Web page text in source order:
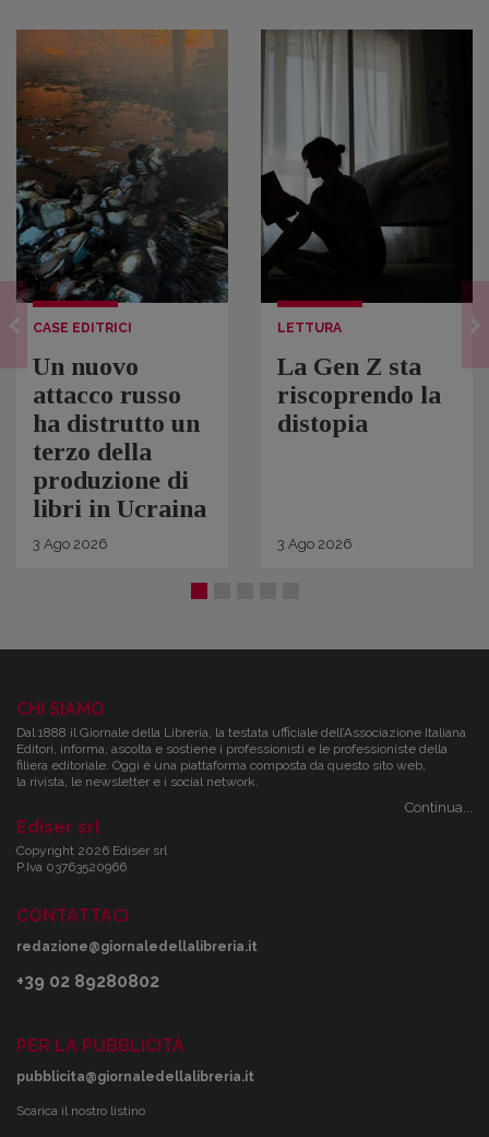
CASE EDITRICI
Un nuovo
attacco russo
ha distrutto un
terzo della
produzione di
libri in Ucraina
3 Ago 2026
LETTURA
La Gen Z sta
riscoprendo la
distopia
3 Ago 2026
CHI SIAMO
Dal 1888 il Giornale della Libreria, la testata ufficiale dell’Associazione Italiana
Editori, informa, ascolta e sostiene i professionisti e le professioniste della
filiera editoriale. Oggi è una piattaforma composta da questo sito web,
la rivista, le newsletter e i social network.
Continua...
Ediser srl
Copyright 2026 Ediser srl
P.Iva 03763520966
CONTATTACI
redazione@giornaledellalibreria.it
+39 02 89280802
PER LA PUBBLICITÀ
pubblicita@giornaledellalibreria.it
Scarica il nostro listino